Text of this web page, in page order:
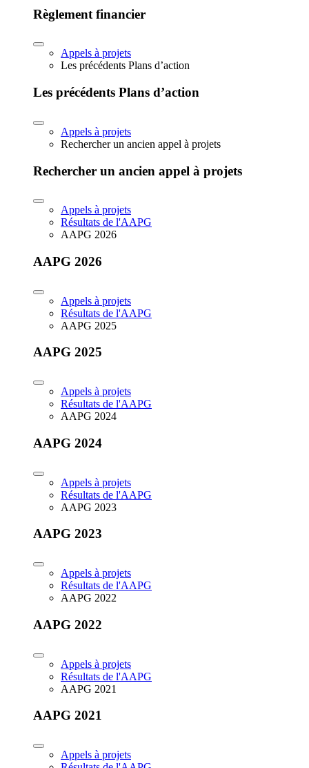
Règlement financier
Appels à projets
Les précédents Plans d’action
Les précédents Plans d’action
Appels à projets
Rechercher un ancien appel à projets
Rechercher un ancien appel à projets
Appels à projets
Résultats de l'AAPG
AAPG 2026
AAPG 2026
Appels à projets
Résultats de l'AAPG
AAPG 2025
AAPG 2025
Appels à projets
Résultats de l'AAPG
AAPG 2024
AAPG 2024
Appels à projets
Résultats de l'AAPG
AAPG 2023
AAPG 2023
Appels à projets
Résultats de l'AAPG
AAPG 2022
AAPG 2022
Appels à projets
Résultats de l'AAPG
AAPG 2021
AAPG 2021
Appels à projets